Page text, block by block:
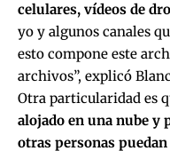
celulares, vídeos de
yo y algunos canales
esto compone este
archivos”, explicó
Otra particularidad es
alojado en una nube y
otras personas